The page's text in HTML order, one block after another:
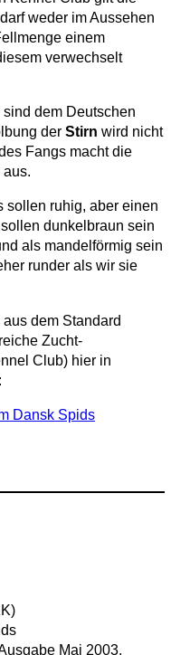
weder im Aussehen
einem
verwechselt
sind dem Deutschen
der Stirn wird nicht
Fangs macht die
sollen ruhig, aber einen
dunkelbraun sein
als mandelförmig sein
runder als wir sie
dem Standard
Zucht-
Club) hier in
Dansk Spids
Mai 2003,